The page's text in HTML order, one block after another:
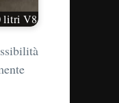
litri V8